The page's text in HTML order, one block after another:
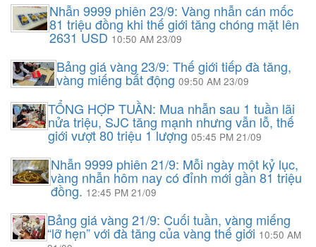
Nhẫn 9999 phiên 23/9: Vàng nhẫn cán mốc
81 triệu đồng khi thế giới tăng chóng mặt lên
2631 USD 10:50 AM 23/09
Bảng giá vàng 23/9: Thế giới tiếp đà tăng,
vàng miếng bất động09:50 AM 23/09
TỔNG HỢP TUẦN: Mua nhẫn sau 1 tuần lãi
nửa triệu, SJC tăng mạnh nhưng vẫn lỗ, thế
giới vượt 80 triệu 1 lượng 05:45 PM 21/09
Nhẫn 9999 phiên 21/9: Mỗi ngày một kỷ lục,
vàng nhẫn hôm nay có đỉnh mới gần 81 triệu
đồng. 12:45 PM 21/09
Bảng giá vàng 21/9: Cuối tuần, vàng miếng
“lỡ hẹn” với đà tăng của vàng thế giới 10:50 AM